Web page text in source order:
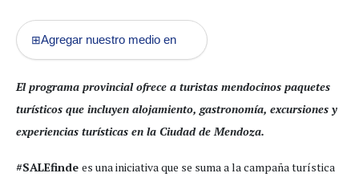
⊞Agregar nuestro medio en
El programa provincial ofrece a turistas mendocinos paquetes
turísticos que incluyen alojamiento, gastronomía, excursiones y
experiencias turísticas en la Ciudad de Mendoza.
#SALEfinde es una iniciativa que se suma a la campaña turística